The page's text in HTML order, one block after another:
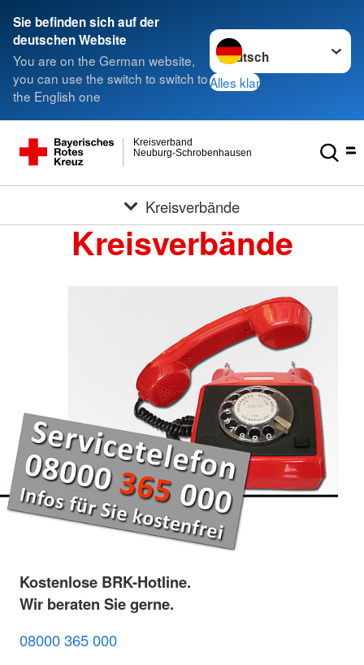
Sie befinden sich auf der
deutschen Website
You are on the German website,
you can use the switch to switch to
the English one
Sprache wechseln zu
Alles klar
Neuburg-Schrobenhausen
Kreisverband
Kreisverbände
Kreisverbände
Kostenlose BRK-Hotline.
Wir beraten Sie gerne.
08000 365 000